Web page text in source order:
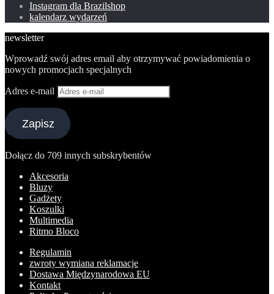
Instagram dla Brazilshop
kalendarz wydarzeń
newsletter
Wprowadź swój adres email aby otrzymywać powiadomienia o
nowych promocjach specjalnych
Adres e-mail
Zapisz
Dołącz do 709 innych subskrybentów
Akcesoria
Bluzy
Gadżety
Koszulki
Multimedia
Ritmo Bloco
Regulamin
zwroty wymiana reklamacje
Dostawa Międzynarodowa EU
Kontakt